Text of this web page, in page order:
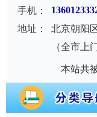
手机：
地址：
北京朝阳
（全市上
本站共